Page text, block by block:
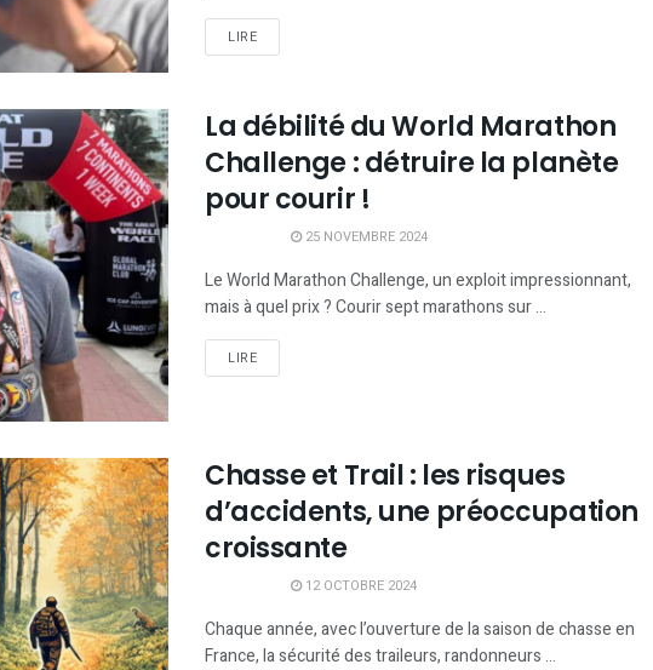
LIRE
La débilité du World Marathon
Challenge : détruire la planète
pour courir !
25 NOVEMBRE 2024
Le World Marathon Challenge, un exploit impressionnant,
mais à quel prix ? Courir sept marathons sur ...
LIRE
Chasse et Trail : les risques
d’accidents, une préoccupation
croissante
12 OCTOBRE 2024
Chaque année, avec l’ouverture de la saison de chasse en
France, la sécurité des traileurs, randonneurs ...